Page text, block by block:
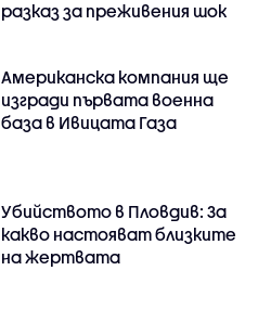
разказ за преживения шок
Американска компания ще
изгради първата военна
база в Ивицата Газа
Убийството в Пловдив: За
какво настояват близките
на жертвата